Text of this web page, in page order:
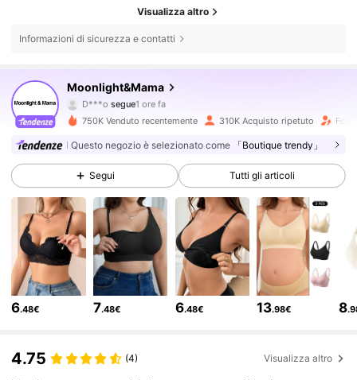
Visualizza altro
Informazioni di sicurezza e contatti
Moonlight&Mama
D***osegue1 ore fa
k***0sta navigando
4.83
71K Follower
4.83 71K Follower
4.83 71K Follower
4.83 71K Follower
750K Venduto recentemente 310K Acquisto ripetuto
Questo negozio è selezionato come 「Boutique trendy」
Segui Tutti gli articoli
6.48€ 7.48€ 6.48€ 13.98€ 8
4.75 (4) Visualizza altro